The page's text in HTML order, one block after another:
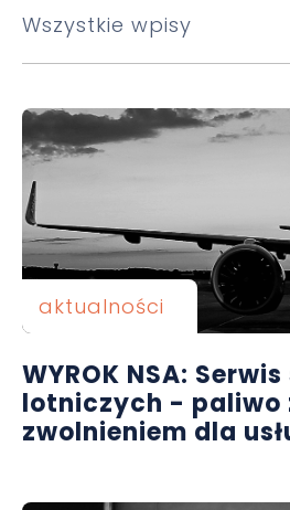
Wszystkie wpisy
aktualności
WYROK NSA:
lotniczych - paliwo
zwolnieniem dla